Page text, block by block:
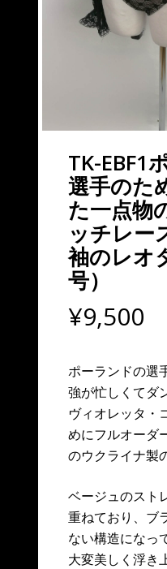
TK-EBF1
選手のた
た一点物
ッチレー
袖のレオ
号）
¥9,500
ポーランドの選
強が忙しくてダ
ヴィオレッタ・
めにフルオーダ
のウクライナ製
ベージュのスト
重ねており、ブ
ない構造になっ
大変美しく浮き